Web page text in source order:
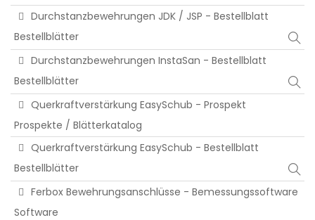
Durchstanzbewehrungen JDK / JSP - Bestellblatt
Bestellblätter
Durchstanzbewehrungen InstaSan - Bestellblatt
Bestellblätter
Querkraftverstärkung EasySchub - Prospekt
Prospekte / Blätterkatalog
Querkraftverstärkung EasySchub - Bestellblatt
Bestellblätter
Ferbox Bewehrungsanschlüsse - Bemessungssoftware
Software